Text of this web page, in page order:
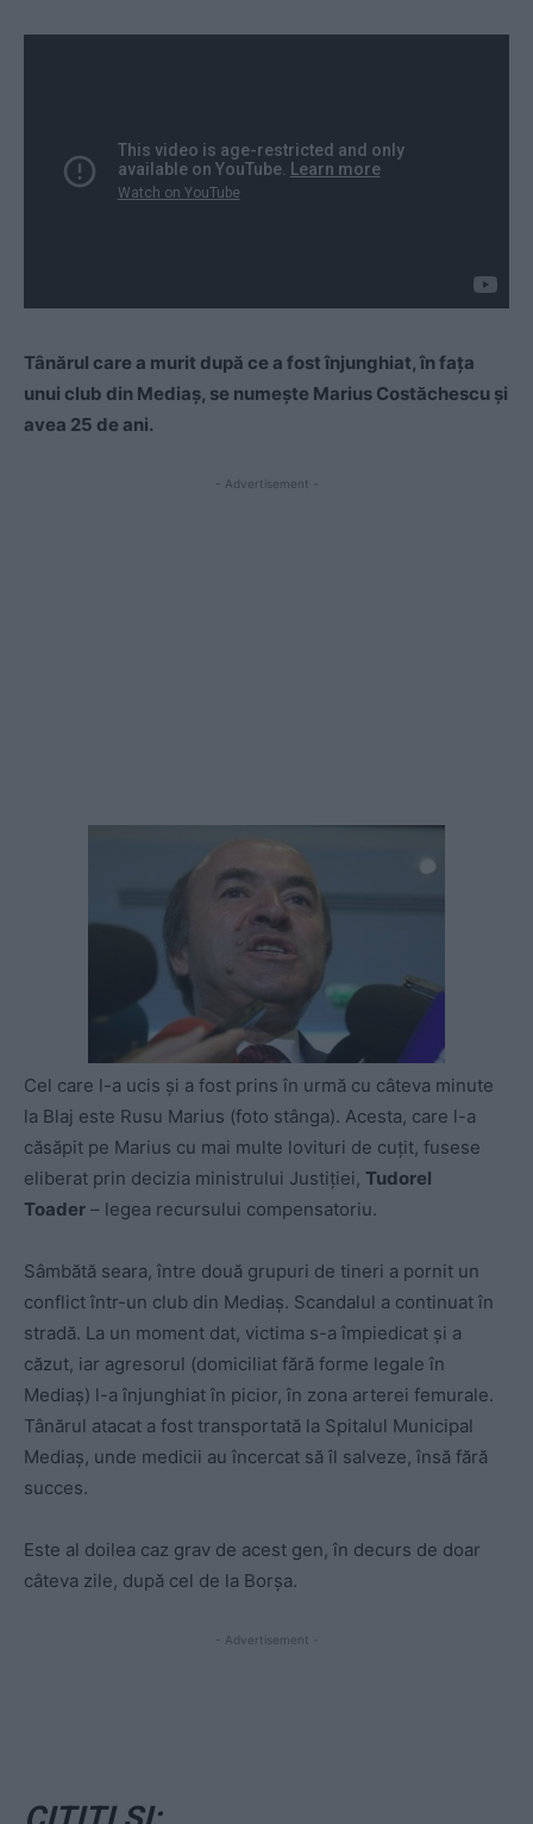
Tânărul care a murit după ce a fost înjunghiat, în fața
unui club din Mediaș, se numește Marius Costăchescu și
avea 25 de ani.
- Advertisement -
Cel care l-a ucis şi a fost prins în urmă cu câteva minute
la Blaj este Rusu Marius (foto stânga). Acesta, care l-a
căsăpit pe Marius cu mai multe lovituri de cuțit, fusese
eliberat prin decizia ministrului Justiţiei, Tudorel
Toader – legea recursului compensatoriu.
Sâmbătă seara, între două grupuri de tineri a pornit un
conflict într-un club din Mediaş. Scandalul a continuat în
stradă. La un moment dat, victima s-a împiedicat şi a
căzut, iar agresorul (domiciliat fără forme legale în
Mediaş) l-a înjunghiat în picior, în zona arterei femurale.
Tânărul atacat a fost transportată la Spitalul Municipal
Mediaş, unde medicii au încercat să îl salveze, însă fără
succes.
Este al doilea caz grav de acest gen, în decurs de doar
câteva zile, după cel de la Borşa.
- Advertisement -